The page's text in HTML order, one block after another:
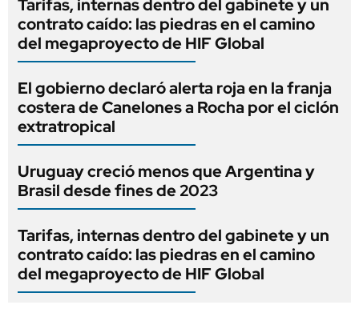
Tarifas, internas dentro del gabinete y un
contrato caído: las piedras en el camino
del megaproyecto de HIF Global
El gobierno declaró alerta roja en la franja
costera de Canelones a Rocha por el ciclón
extratropical
Uruguay creció menos que Argentina y
Brasil desde fines de 2023
Tarifas, internas dentro del gabinete y un
contrato caído: las piedras en el camino
del megaproyecto de HIF Global